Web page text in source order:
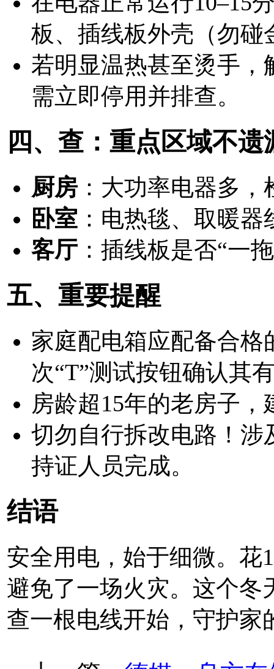
板、插线板外壳（勿碰
若明显温热甚至烫手，
需立即停用并排查。
四、查：重点区域不遗
厨房 ：大功率电器多
卧室 ：电热毯、取暖
客厅 ：插线板是否“一
五、重要提醒
家庭配电箱应配备合
次“T”测试按钮确认其
房龄超15年的老房子
切勿自行拆改电路！涉
持证人员完成。
结语
安全用电，始于细微。花
避免了一场火灾。这个
查一根电线开始，守护家